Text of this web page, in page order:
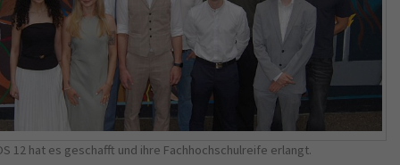
12 hat es geschafft und ihre Fachhochschulreife erlangt.
Name
Anbieter Google Analytics
Laufzeit 1 Jahr
This cookie is installed by Google Analytics.
The cookie is used to store information of